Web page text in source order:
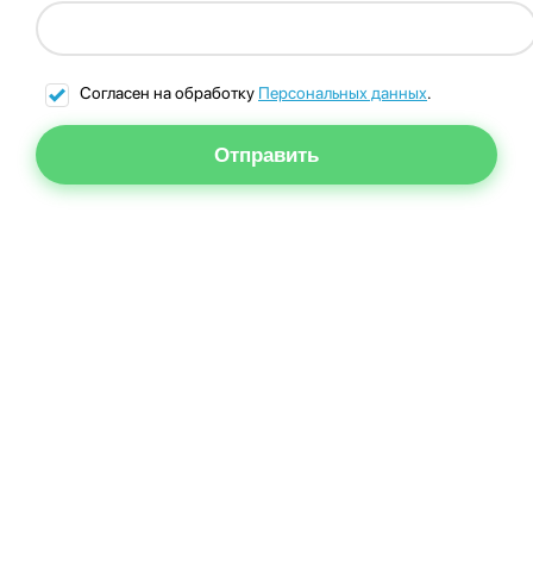
Согласен на обработку Персональных данных.
Отправить